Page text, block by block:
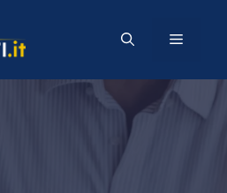
MENU